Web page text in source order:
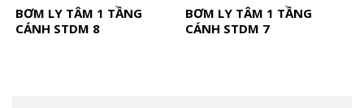
BƠM LY TÂM 1 TẦNG
CÁNH STDM 8
BƠM LY TÂM 1 TẦNG
CÁNH STDM 7